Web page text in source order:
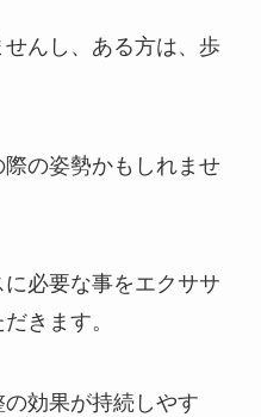
んし、ある方は、歩
の姿勢かもしれませ
必要な事をエクササ
きます。
効果が持続しやす